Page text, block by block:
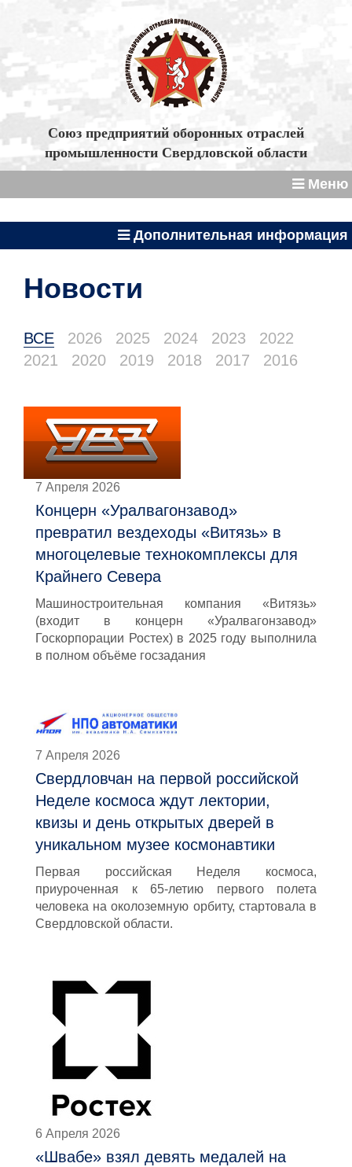
Союз предприятий оборонных отраслей
промышленности Свердловской области
Меню
Дополнительная информация
Новости
ВСЕ 2026 2025 2024 2023
2022
2021
2020 2019 2018 2017 2016
7 Апреля 2026
Концерн «Уралвагонзавод»
превратил вездеходы «Витязь» в
многоцелевые технокомплексы для
Крайнего Севера
Машиностроительная компания «Витязь»
(входит в концерн «Уралвагонзавод»
Госкорпорации Ростех) в 2025 году выполнила
в полном объёме госзадания
7 Апреля 2026
Свердловчан на первой российской
Неделе космоса ждут лектории,
квизы и день открытых дверей в
уникальном музее космонавтики
Первая российская Неделя космоса,
приуроченная к 65-летию первого полета
человека на околоземную орбиту, стартовала в
Свердловской области.
6 Апреля 2026
«Швабе» взял девять медалей на